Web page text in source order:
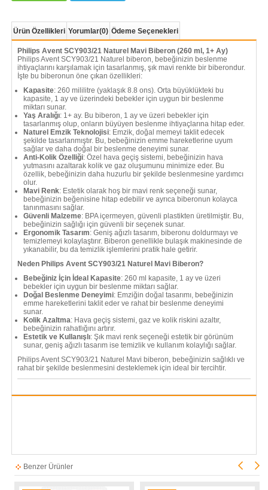
Ürün Özellikleri Yorumlar(0) Ödeme Seçenekleri
Philips Avent SCY903/21 Naturel Mavi Biberon (260 ml, 1+ Ay)
Philips Avent SCY903/21 Naturel biberon, bebeğinizin beslenme
ihtiyaçlarını karşılamak için tasarlanmış, şık mavi renkte bir biberondur.
İşte bu biberonun öne çıkan özellikleri:
Kapasite: 260 mililitre (yaklaşık 8.8 ons). Orta büyüklükteki bu
kapasite, 1 ay ve üzerindeki bebekler için uygun bir beslenme
miktarı sunar.
Yaş Aralığı: 1+ ay. Bu biberon, 1 ay ve üzeri bebekler için
tasarlanmış olup, onların büyüyen beslenme ihtiyaçlarına hitap eder.
Naturel Emzik Teknolojisi: Emzik, doğal memeyi taklit edecek
şekilde tasarlanmıştır. Bu, bebeğinizin emme hareketlerine uyum
sağlar ve daha doğal bir beslenme deneyimi sunar.
Anti-Kolik Özelliği: Özel hava geçiş sistemi, bebeğinizin hava
yutmasını azaltarak kolik ve gaz oluşumunu minimize eder. Bu
özellik, bebeğinizin daha huzurlu bir şekilde beslenmesine yardımcı
olur.
Mavi Renk: Estetik olarak hoş bir mavi renk seçeneği sunar,
bebeğinizin beğenisine hitap edebilir ve ayrıca biberonun kolayca
tanınmasını sağlar.
Güvenli Malzeme: BPA içermeyen, güvenli plastikten üretilmiştir. Bu,
bebeğinizin sağlığı için güvenli bir seçenek sunar.
Ergonomik Tasarım: Geniş ağızlı tasarım, biberonu doldurmayı ve
temizlemeyi kolaylaştırır. Biberon genellikle bulaşık makinesinde de
yıkanabilir, bu da temizlik işlemlerini pratik hale getirir.
Neden Philips Avent SCY903/21 Naturel Mavi Biberon?
Bebeğiniz İçin İdeal Kapasite: 260 ml kapasite, 1 ay ve üzeri
bebekler için uygun bir beslenme miktarı sağlar.
Doğal Beslenme Deneyimi: Emziğin doğal tasarımı, bebeğinizin
emme hareketlerini taklit eder ve rahat bir beslenme deneyimi
sunar.
Kolik Azaltma: Hava geçiş sistemi, gaz ve kolik riskini azaltır,
bebeğinizin rahatlığını artırır.
Estetik ve Kullanışlı: Şık mavi renk seçeneği estetik bir görünüm
sunar, geniş ağızlı tasarım ise temizlik ve kullanım kolaylığı sağlar.
Philips Avent SCY903/21 Naturel Mavi biberon, bebeğinizin sağlıklı ve
rahat bir şekilde beslenmesini desteklemek için ideal bir tercihtir.
Benzer Ürünler